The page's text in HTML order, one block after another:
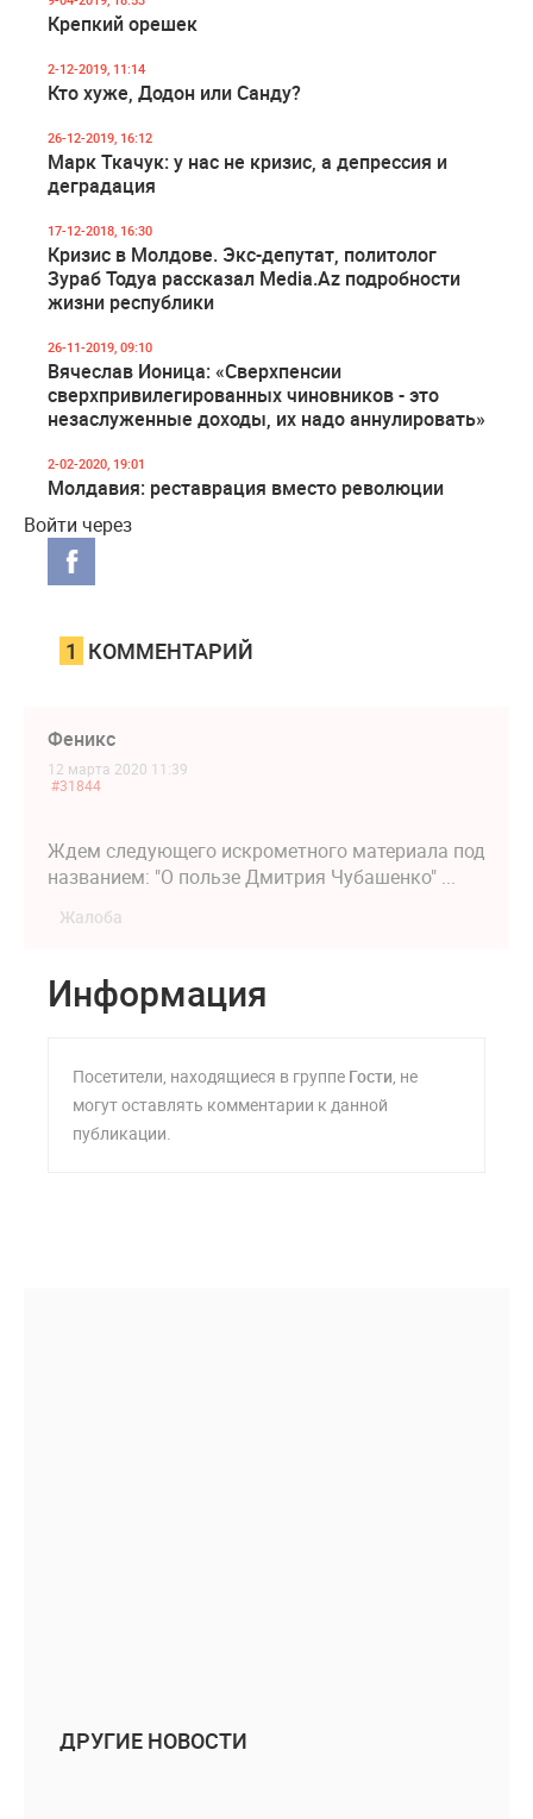
Крепкий орешек
2-12-2019, 11:14
Кто хуже, Додон или Санду?
26-12-2019, 16:12
Марк Ткачук: у нас не кризис, а депрессия и
деградация
17-12-2018, 16:30
Кризис в Молдове. Экс-депутат, политолог
Зураб Тодуа рассказал Media.Az подробности
жизни республики
26-11-2019, 09:10
Вячеслав Ионица: «Сверхпенсии
сверхпривилегированных чиновников - это
незаслуженные доходы, их надо аннулировать»
2-02-2020, 19:01
Молдавия: реставрация вместо революции
Войти через
1 КОММЕНТАРИЙ
Феникс
12 марта 2020 11:39
#31844
Ждем следующего искрометного материала под
названием: "О пользе Дмитрия Чубашенко" ...
Жалоба
Информация
Посетители, находящиеся в группе Гости, не
могут оставлять комментарии к данной
публикации.
ДРУГИЕ НОВОСТИ